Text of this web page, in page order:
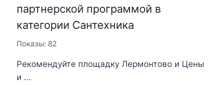
партнерской программой в
категории Сантехника
Показы: 82
Рекомендуйте площадку Лермонтово и Цены
и ...